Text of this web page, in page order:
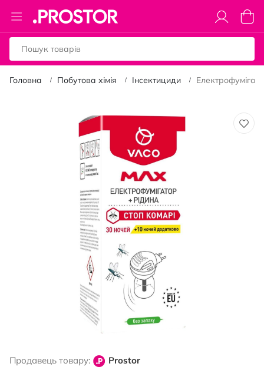
Toggle
Nav
Кошик
Головна Побутова хімія Інсектициди
початку
Продавець товару: Prostor